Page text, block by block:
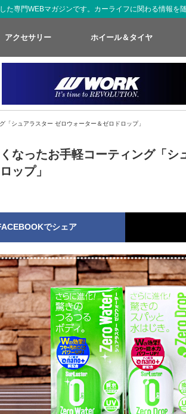
専門WEBマガジンです。カーライフに関わる情報を
アクセサリー ホイール＆タイヤ
「シュアラスター ゼロウォーター＆ゼロドロップ」
なったお手軽コーティング「シ
ップ」
でシェア